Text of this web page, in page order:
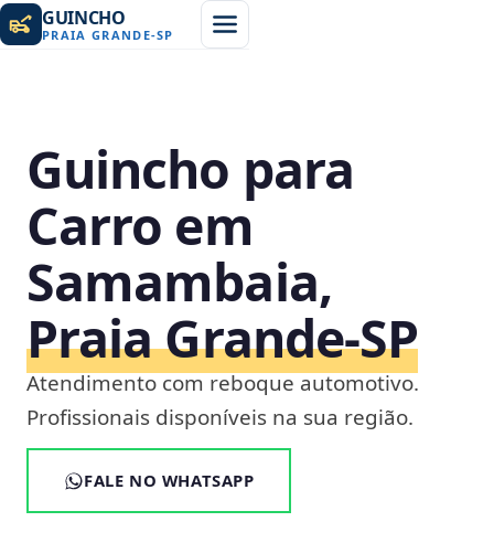
GUINCHO
PRAIA GRANDE-SP
Guincho para
Carro em
Samambaia,
Praia Grande‑SP
Atendimento com reboque automotivo.
Profissionais disponíveis na sua região.
FALE NO WHATSAPP